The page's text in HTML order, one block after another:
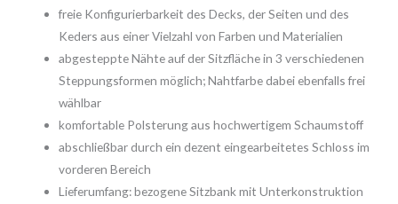
freie Konfigurierbarkeit des Decks, der Seiten und des
Keders aus einer Vielzahl von Farben und Materialien
abgesteppte Nähte auf der Sitzfläche in 3 verschiedenen
Steppungsformen möglich; Nahtfarbe dabei ebenfalls frei
wählbar
komfortable Polsterung aus hochwertigem Schaumstoff
abschließbar durch ein dezent eingearbeitetes Schloss im
vorderen Bereich
Lieferumfang: bezogene Sitzbank mit Unterkonstruktion